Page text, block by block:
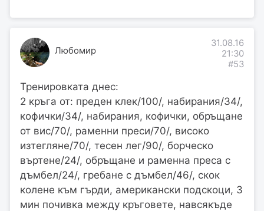
Любомир
31.08.16
21:30
#53
Тренировката днес:
2 кръга от: преден клек/100/, набирания/34/,
кофички/34/, набирания, кофички, обръщане
от вис/70/, раменни преси/70/, високо
изтегляне/70/, тесен лег/90/, борческо
въртене/24/, обръщане и раменна преса с
дъмбел/24/, гребане с дъмбел/46/, скок
колене към гърди, американски подскоци, 3
мин почивка между кръговете, навсякъде